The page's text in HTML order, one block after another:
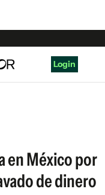
Login
en México por
de dinero